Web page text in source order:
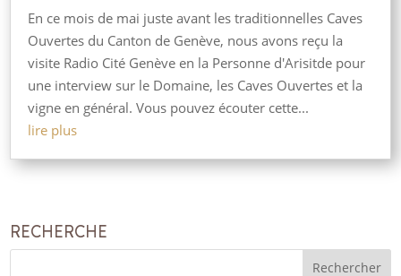
En ce mois de mai juste avant les traditionnelles Caves
Ouvertes du Canton de Genève, nous avons reçu la
visite Radio Cité Genève en la Personne d'Arisitde pour
une interview sur le Domaine, les Caves Ouvertes et la
vigne en général. Vous pouvez écouter cette...
lire plus
RECHERCHE